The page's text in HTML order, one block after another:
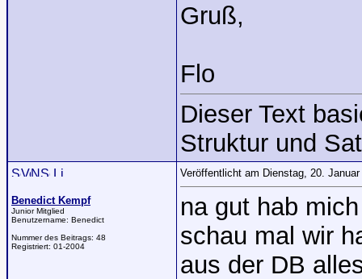
Gruß,
Flo
Dieser Text
Struktur und
Benedict Kempf
Junior Mitglied
Benutzername: Benedict
Nummer des Beitrags: 48
Registriert: 01-2004
Veröffentlicht am Dienstag, 20.
na gut hab
schau mal wir
aus der DB